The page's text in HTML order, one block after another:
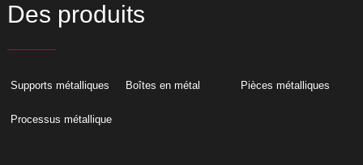
Des produits
Supports métalliques Boîtes en métal Pièces métalliques
Processus métallique